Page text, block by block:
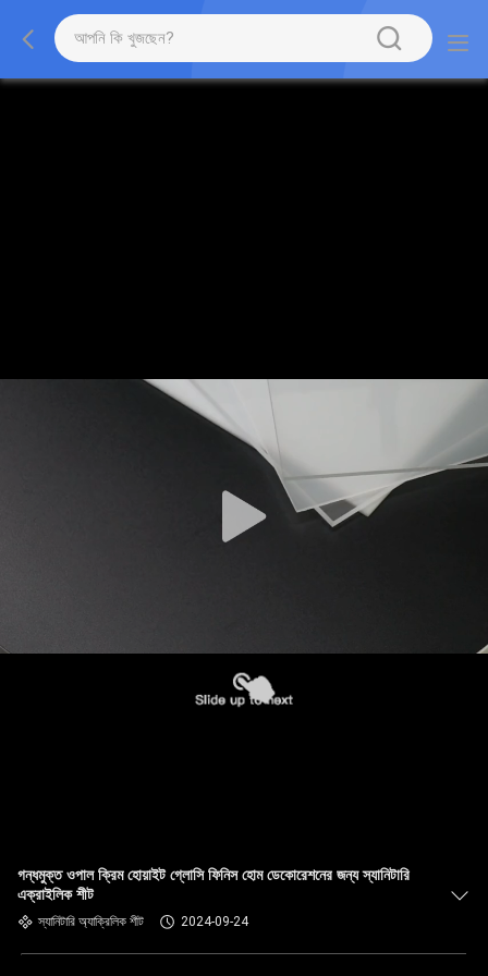
গন্ধমুক্ত ওপাল ক্রিম হোয়াইট গ্লোসি ফিনিস হোম ডেকোরেশনের জন্য স্যানিটারি
এক্রাইলিক শীট
স্যানিটারি অ্যাক্রিলিক শীট 2024-09-24